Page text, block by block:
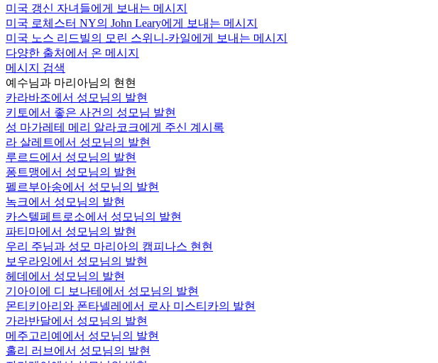
미국 갱신 자녀들에게 보내는 메시지
미국 로체스터 NY의 John Leary에게 보내는 메시지
미국 노스 리드빌의 모린 스위니-카일에게 보내는 메시지
다양한 출처에서 온 메시지
메시지 검색
예수님과 마리아님의 현현
카라바조에서 성모님의 발현
키토에서 좋은 사건의 성모님 발현
성 마가레테 메리 알라코크에게 주신 계시록
라 살레트에서 성모님의 발현
루르드에서 성모님의 발현
퐁트맹에서 성모님의 발현
펠르부아송에서 성모님의 발현
녹크에서 성모님의 발현
카스텔페트로소에서 성모님의 발현
파티마에서 성모님의 발현
우리 주님과 성모 마리아의 캠피나스 현현
보우라잉에서 성모님의 발현
헤데에서 성모님의 발현
기아이에 디 보나테에서 성모님의 발현
몬티키아리와 폰타넬레에서 로사 미스티카의 발현
가라반달에서 성모님의 발현
메주고리예에서 성모님의 발현
홀리 러브에서 성모님의 발현